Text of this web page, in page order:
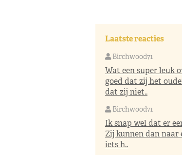
Laatste reacties
Birchwood71
Wat een super leuk
goed dat zij het
dat zij niet..
Birchwood71
Ik snap wel dat er
Zij kunnen dan
iets h..